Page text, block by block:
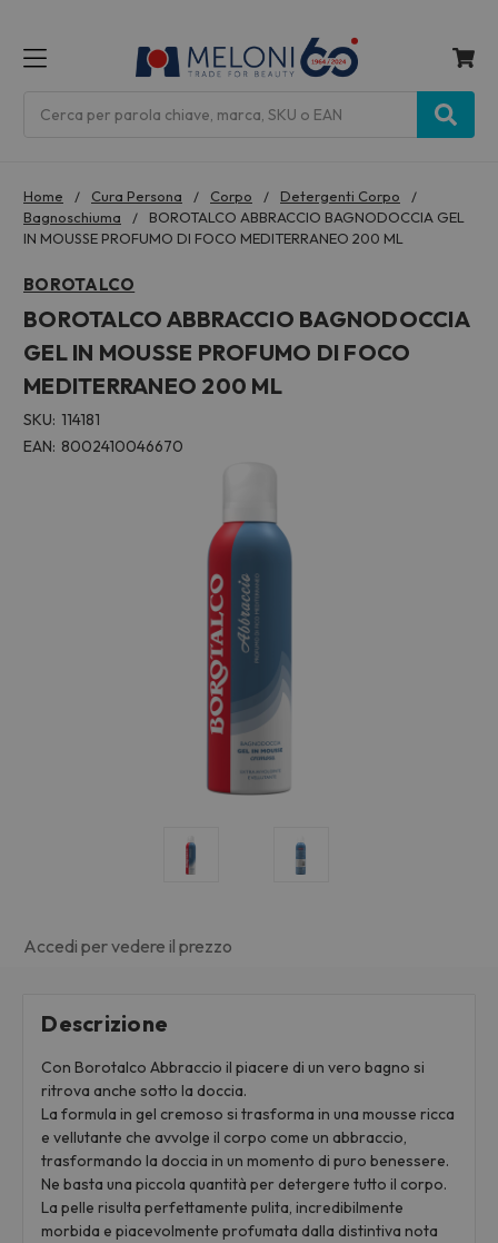
Home Cura Persona Corpo
Detergenti Corpo
Bagnoschiuma
BOROTALCO ABBRACCIO BAGNODOCCIA GEL
IN MOUSSE PROFUMO DI FOCO MEDITERRANEO 200 ML
BOROTALCO
BOROTALCO ABBRACCIO BAGNODOCCIA
GEL IN MOUSSE PROFUMO DI FOCO
MEDITERRANEO 200 ML
SKU: 114181
EAN: 8002410046670
Accedi per vedere il prezzo
Descrizione
Con Borotalco Abbraccio il piacere di un vero bagno si
ritrova anche sotto la doccia.
La formula in gel cremoso si trasforma in una mousse ricca
e vellutante che avvolge il corpo come un abbraccio,
trasformando la doccia in un momento di puro benessere.
Ne basta una piccola quantità per detergere tutto il corpo.
La pelle risulta perfettamente pulita, incredibilmente
morbida e piacevolmente profumata dalla distintiva nota